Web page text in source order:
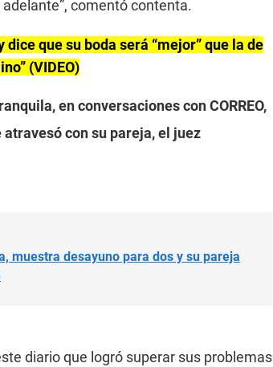
adelante”, comentó contenta.
que su boda será “mejor” que la de
(VIDEO)
en conversaciones con CORREO,
con su pareja, el juez
muestra desayuno para dos y su pareja
diario que logró superar sus problemas